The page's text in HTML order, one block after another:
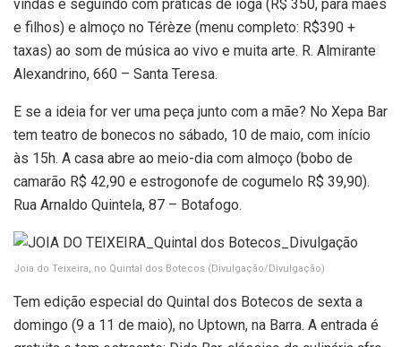
vindas e seguindo com práticas de ioga (R$ 350, para mães
e filhos) e almoço no Térèze (menu completo: R$390 +
taxas) ao som de música ao vivo e muita arte. R. Almirante
Alexandrino, 660 – Santa Teresa.
E se a ideia for ver uma peça junto com a mãe? No Xepa Bar
tem teatro de bonecos no sábado, 10 de maio, com início
às 15h. A casa abre ao meio-dia com almoço (bobo de
camarão R$ 42,90 e estrogonofe de cogumelo R$ 39,90).
Rua Arnaldo Quintela, 87 – Botafogo.
Joia do Teixeira, no Quintal dos Botecos (Divulgação/Divulgação)
Tem edição especial do Quintal dos Botecos de sexta a
domingo (9 a 11 de maio), no Uptown, na Barra. A entrada é